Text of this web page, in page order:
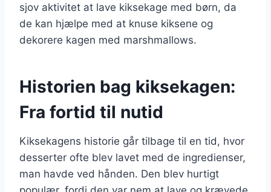
sjov aktivitet at lave kiksekage med børn, da
de kan hjælpe med at knuse kiksene og
dekorere kagen med marshmallows.
Historien bag kiksekagen:
Fra fortid til nutid
Kiksekagens historie går tilbage til en tid, hvor
desserter ofte blev lavet med de ingredienser,
man havde ved hånden. Den blev hurtigt